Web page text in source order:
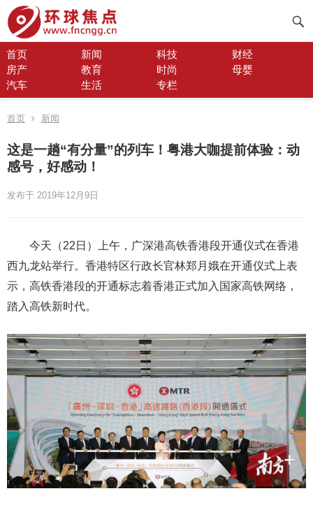
首页 新闻 科技
财经
房产
教育 时尚
母婴
汽车
生活 专栏
首页 新闻
这是一趟“有分量”的列车！粤港大咖提前体验：动
感号，好感动！
发布于 2019年12月9日
今天（22日）上午，广深港高铁香港段开通仪式在香港
西九龙站举行。香港特区行政长官林郑月娥在开通仪式上表
示，高铁香港段的开通标志着香港正式加入国家高铁网络，
踏入高铁新时代。